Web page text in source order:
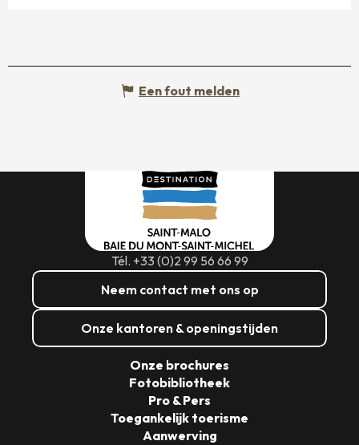
Een fout melden
Tél. +33 (0)2 99 56 66 99
Neem contact met ons op
Onze kantoren & openingstijden
Onze brochures
Fotobibliotheek
Pro & Pers
Toegankelijk toerisme
Aanwerving